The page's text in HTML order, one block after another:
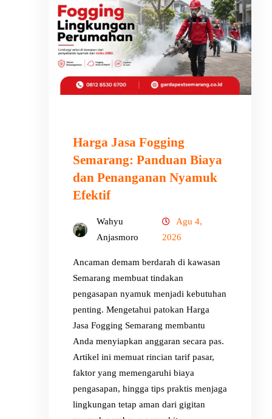
Harga Jasa Fogging
Semarang: Panduan Biaya
dan Penanganan Nyamuk
Efektif
Wahyu
Anjasmoro
Agu 4,
2026
Ancaman demam berdarah di kawasan
Semarang membuat tindakan
pengasapan nyamuk menjadi kebutuhan
penting. Mengetahui patokan Harga
Jasa Fogging Semarang membantu
Anda menyiapkan anggaran secara pas.
Artikel ini memuat rincian tarif pasar,
faktor yang memengaruhi biaya
pengasapan, hingga tips praktis menjaga
lingkungan tetap aman dari gigitan